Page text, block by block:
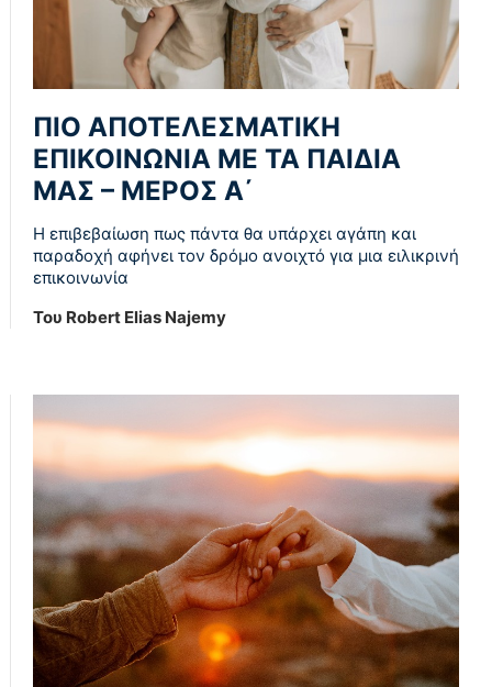
ΠIO AΠOTEΛEΣMATIKH
EΠIKOINΩNIA ME TA ΠAIΔIA
MAΣ – ΜΕΡΟΣ Α΄
H επιβεβαίωση πως πάντα θα υπάρχει αγάπη και
παραδοχή αφήνει τον δρόμο ανοιχτό για μια ειλικρινή
επικοινωνία
Του Robert Elias Najemy